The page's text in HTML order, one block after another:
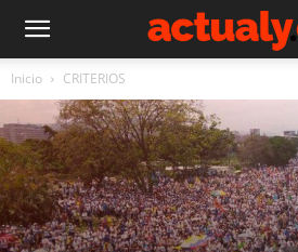
Inicio CRITERIOS